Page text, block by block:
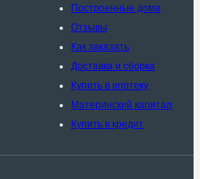
Построенные дома
Отзывы
Как заказать
Доставка и сборка
Купить в ипотеку
Материнский капитал
Купить в кредит